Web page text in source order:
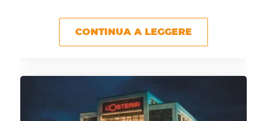
CONTINUA A LEGGERE